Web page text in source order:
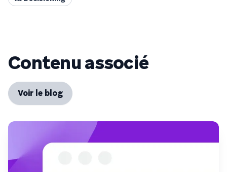
Contenu associé
Voir le blog